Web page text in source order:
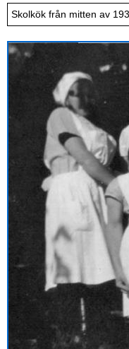
Skolkök från mitten av